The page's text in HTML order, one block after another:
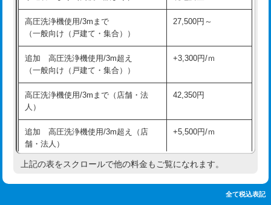
追加人工 16,500円
廃棄・処分 現場見積
※給水管工事は20mmまでの価格です。
持込商品取付（混合水栓）
持込商品取付（浄水器・分岐水栓） 16,500円
業）
排水管工事（追加 排水管工事/3ｍ超
え）
マス交換（土の掘削・埋め戻し作業） 11,000円~
高圧洗浄機使用/3mまで
（一般向け（戸建て・集合））
27,500円～
追加 高圧洗浄機使用/3m超え
（一般向け（戸建て・集合））
+3,300円/ｍ
高圧洗浄機使用/3mまで（店舗・法
人）
42,350円
追加 高圧洗浄機使用/3m超え（店
舗・法人）
+5,500円/ｍ
高度高圧洗浄換 現地調査
上記の表をスクロールで他の料金もご覧になれます。
全て税込表記